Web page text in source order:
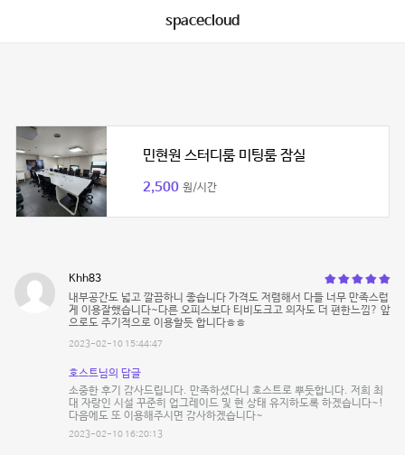
spacecloud
민현원 스터디룸 미팅룸 잠실
2,500 원/시간
Khh83
내부공간도 넓고 깔끔하니 좋습니다 가격도 저렴해서 다들 너무 만족스럽
게 이용잘했습니다~다른 오피스보다 티비도크고 의자도 더 편한느낌? 앞
으로도 주기적으로 이용할듯 합니다ㅎㅎ
2023-02-10 15:44:47
호스트님의 답글
소중한 후기 감사드립니다. 만족하셨다니 호스트로 뿌듯합니다. 저희 최
대 자랑인 시설 꾸준히 업그레이드 및 현 상태 유지하도록 하겠습니다~!
다음에도 또 이용해주시면 감사하겠습니다~
2023-02-10 16:20:13